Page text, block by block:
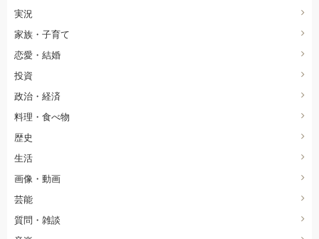
実況
家族・子育て
恋愛・結婚
投資
政治・経済
料理・食べ物
歴史
生活
画像・動画
芸能
質問・雑談